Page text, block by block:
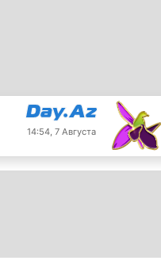
14:54, 7 Августа